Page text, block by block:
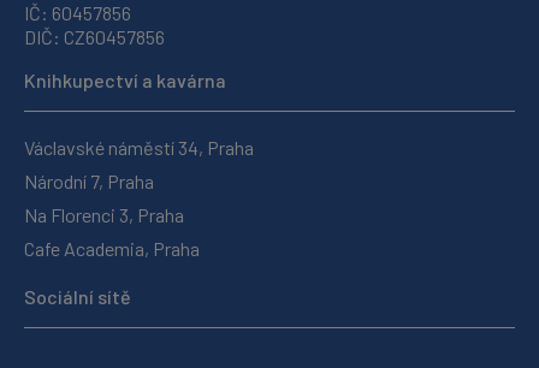
IČ: 60457856
DIČ: CZ60457856
Knihkupectví a kavárna
Václavské náměstí 34, Praha
Národní 7, Praha
Na Florenci 3, Praha
Cafe Academia, Praha
Sociální sítě